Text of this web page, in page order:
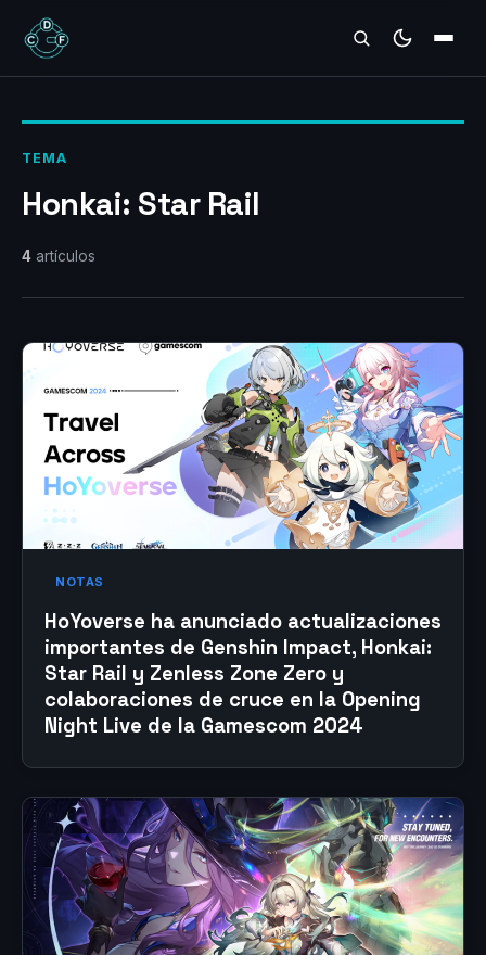
REVIEWS
TEMA
Honkai: Star Rail
4 artículos
NOTAS
HoYoverse ha anunciado actualizaciones
importantes de Genshin Impact, Honkai:
Star Rail y Zenless Zone Zero y
colaboraciones de cruce en la Opening
Night Live de la Gamescom 2024